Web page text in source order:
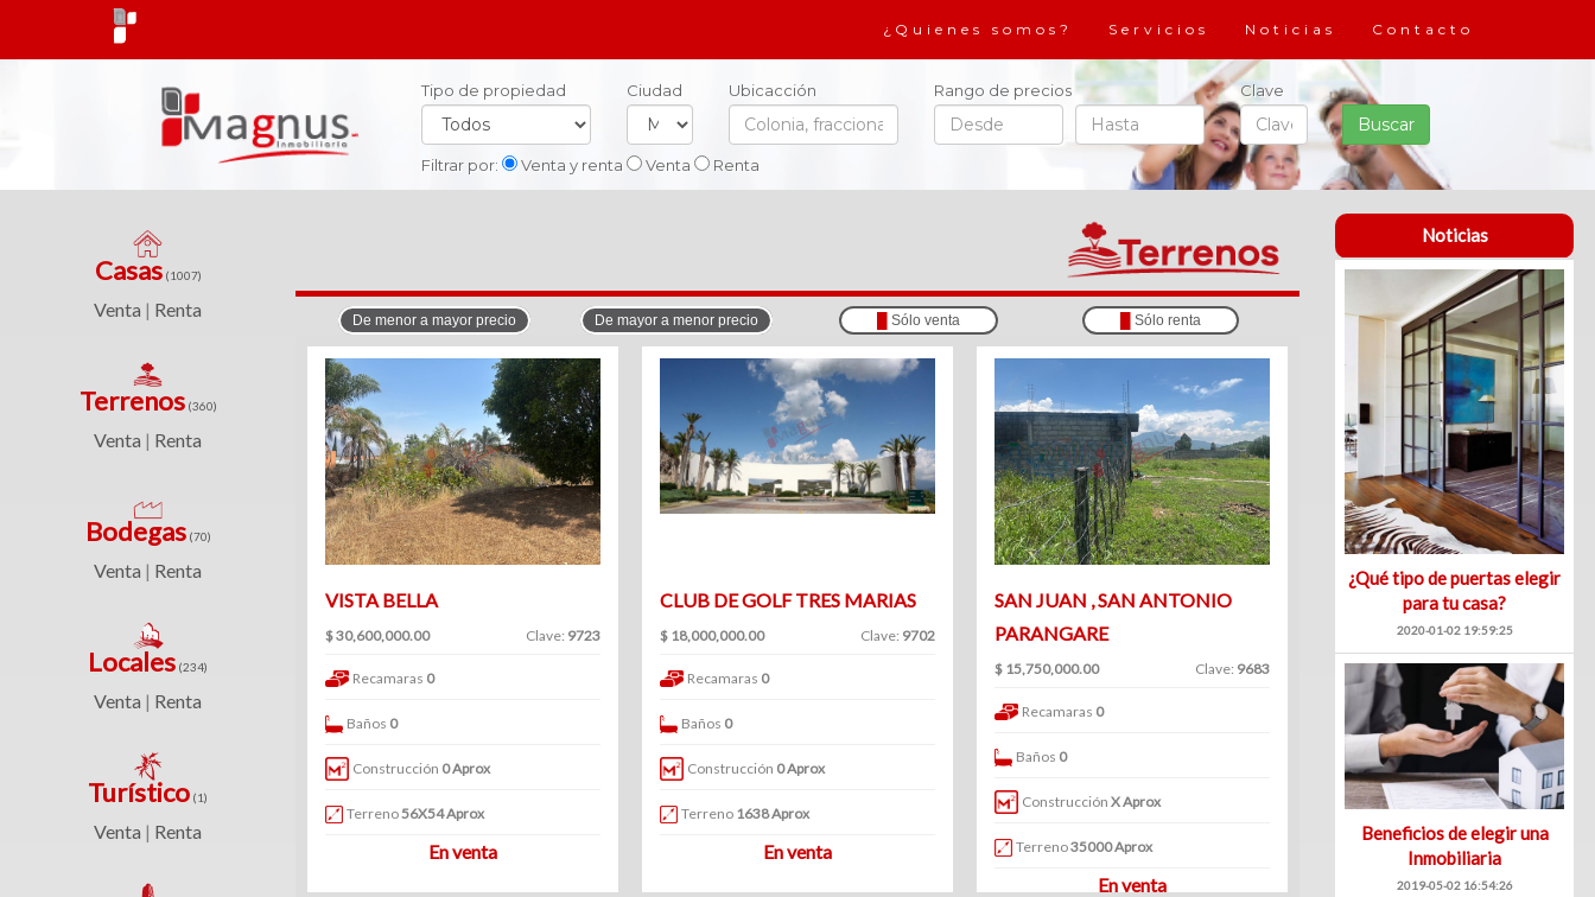
Terrenos
Bodegas
¿Quienes somos? Servicios Noticias Contacto
Tipo de propiedad Ciudad Ubicacción Rango de precios Clave
Filtrar por: Venta y renta Venta Renta
Casas(1007)
Venta | Renta
Terrenos(360)
Venta | Renta
Bodegas(70)
Venta | Renta
Locales (234)
Venta | Renta
Turístico (1)
Venta | Renta
De menor a mayor precio De mayor a menor precio Sólo venta Sólo renta
VISTA BELLA
$ 30,600,000.00 Clave: 9723
Recamaras 0
Baños 0
Construcción 0 Aprox
Terreno56X54 Aprox
En venta
CLUB DE GOLF TRES MARIAS
$ 18,000,000.00 Clave: 9702
Recamaras 0
Baños 0
Construcción 0 Aprox
Terreno 1638 Aprox
En venta
SAN JUAN , SAN ANTONIO
PARANGARE
$ 15,750,000.00 Clave: 9683
Recamaras 0
Baños 0
Construcción X Aprox
Terreno35000 Aprox
En venta
Noticias
¿Qué tipo de puertas elegir
para tu casa?
2020-01-02 19:59:25
Beneficios de elegir una
Inmobiliaria
2019-05-02 16:54:26